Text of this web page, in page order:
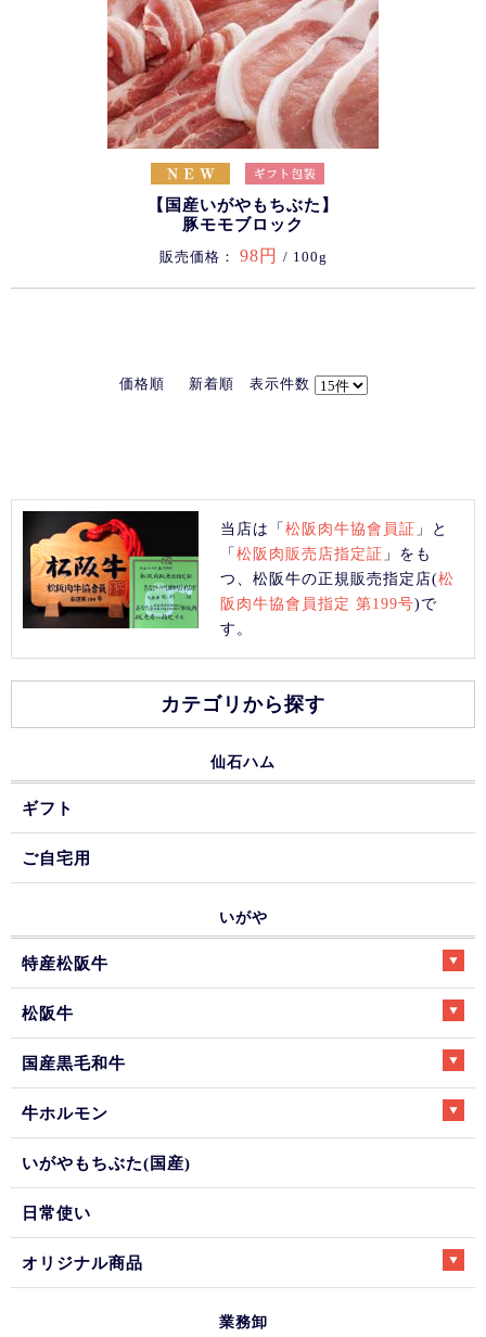
【国産いがやもちぶた】
豚モモブロック
販売価格： 98円 / 100g
価格順 新着順 表示件数
当店は「松阪肉牛協會員証 」と
「松阪肉販売店指定証 」をも
つ、松阪牛の正規販売指定店(松
阪肉牛協會員指定 第199号)で
す。
カテゴリから探す
仙石ハム
ギフト
ご自宅用
いがや
特産松阪牛
松阪牛
国産黒毛和牛
牛ホルモン
いがやもちぶた(国産)
日常使い
オリジナル商品
業務卸